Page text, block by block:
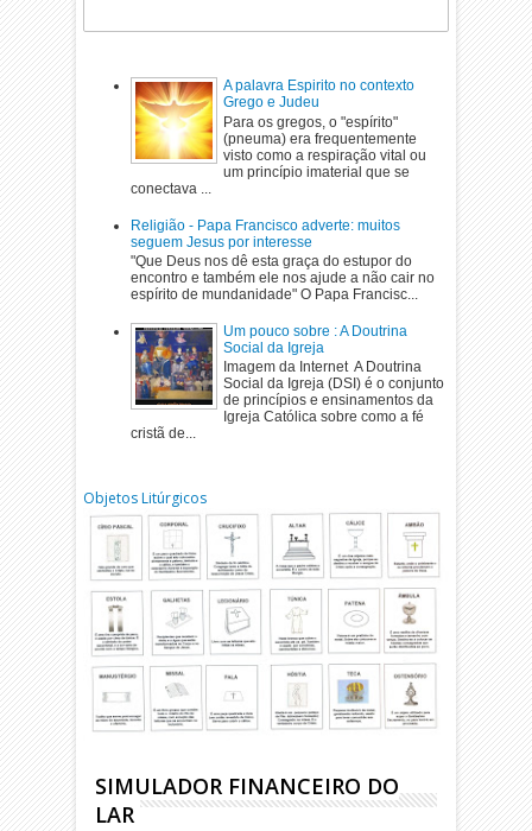
A palavra Espirito no contexto
Grego e Judeu
Para os gregos, o "espírito"
(pneuma) era frequentemente
visto como a respiração vital ou
um princípio imaterial que se
conectava ...
Religião - Papa Francisco adverte: muitos
seguem Jesus por interesse
"Que Deus nos dê esta graça do estupor do
encontro e também ele nos ajude a não cair no
espírito de mundanidade" O Papa Francisc...
Um pouco sobre : A Doutrina
Social da Igreja
Imagem da Internet A Doutrina
Social da Igreja (DSI) é o conjunto
de princípios e ensinamentos da
Igreja Católica sobre como a fé
cristã de...
Objetos Litúrgicos
SIMULADOR FINANCEIRO DO
LAR